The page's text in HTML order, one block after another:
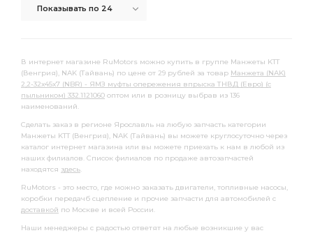
Показывать по 24
В интернет магазине RuMotors можно купить в группе Манжеты KTT
(Венгрия), NAK (Тайвань) по цене от 29 рублей за товар Манжета (NAK)
2,2-32х45х7 (NBR) - ЯМЗ муфты опережения впрыска ТНВД (Евро) (с
пыльником) 332.1121060 оптом или в розницу выбрав из 136
наименований.
Сделать заказ в регионе Ярославль на любую запчасть категории
Манжеты KTT (Венгрия), NAK (Тайвань) вы можете круглосуточно через
каталог интернет магазина или вы можете приехать к нам в любой из
наших филиалов. Список филиалов по продаже автозапчастей
находятся здесь.
RuMotors - это место, где можно заказать двигатели, топливные насосы,
коробки передачб сцепление и прочие запчасти для автомобилей с
доставкой по Москве и всей России.
Наши менеджеры с радостью ответят на любые возникшие у вас